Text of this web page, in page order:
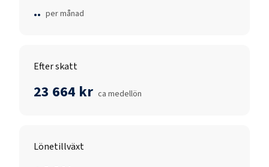
.. per månad
Efter skatt
23 664 kr ca medellön
Lönetillväxt